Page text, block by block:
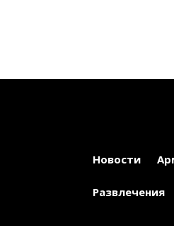
Новости
Развлечения